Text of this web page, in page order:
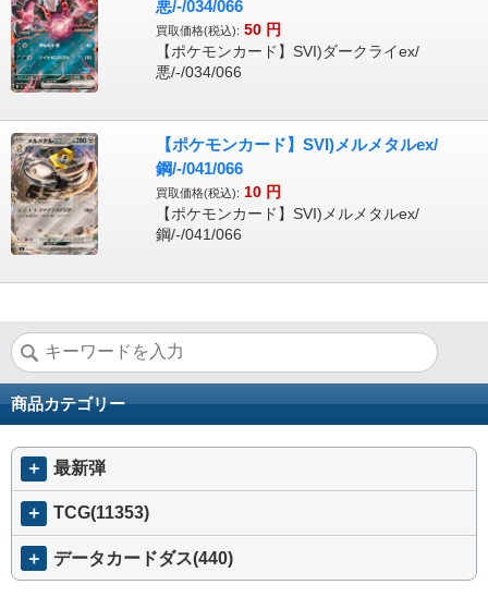
悪/-/034/066
買取価格(税込): 50 円
【ポケモンカード】SVI)ダークライex/
悪/-/034/066
【ポケモンカード】SVI)メルメタルex/
鋼/-/041/066
買取価格(税込): 10 円
【ポケモンカード】SVI)メルメタルex/
鋼/-/041/066
商品カテゴリー
＋ 最新弾
＋ TCG(11353)
＋ データカードダス(440)